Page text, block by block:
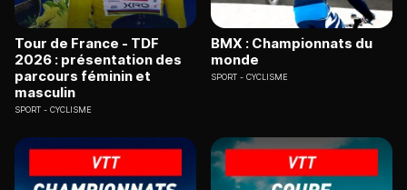
Tour de France - TDF
2026 : présentation des
parcours féminin et
masculin
SPORT CYCLISME
BMX : Championnats du
monde
SPORT CYCLISME